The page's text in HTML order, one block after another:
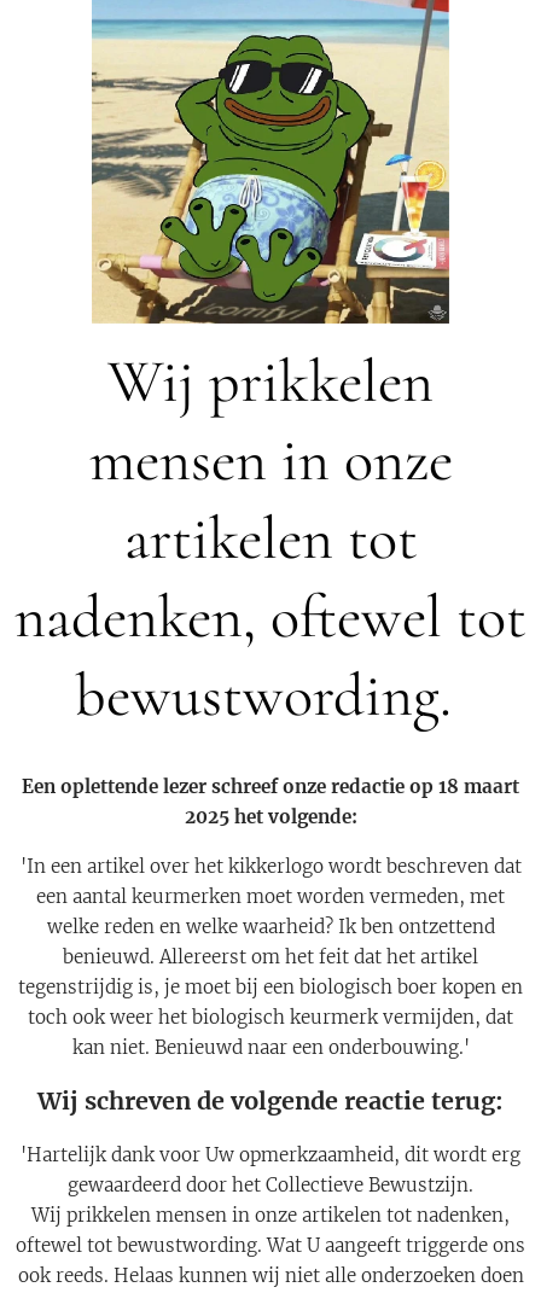
Wij prikkelen
mensen in onze
artikelen tot
nadenken, oftewel tot
bewustwording.
Een oplettende lezer schreef onze redactie op 18 maart
2025 het volgende:
'In een artikel over het kikkerlogo wordt beschreven dat
een aantal keurmerken moet worden vermeden, met
welke reden en welke waarheid? Ik ben ontzettend
benieuwd. Allereerst om het feit dat het artikel
tegenstrijdig is, je moet bij een biologisch boer kopen en
toch ook weer het biologisch keurmerk vermijden, dat
kan niet. Benieuwd naar een onderbouwing.'
Wij schreven de volgende reactie terug:
'Hartelijk dank voor Uw opmerkzaamheid, dit wordt erg
gewaardeerd door het Collectieve Bewustzijn.
Wij prikkelen mensen in onze artikelen tot nadenken,
oftewel tot bewustwording. Wat U aangeeft triggerde ons
ook reeds. Helaas kunnen wij niet alle onderzoeken doen